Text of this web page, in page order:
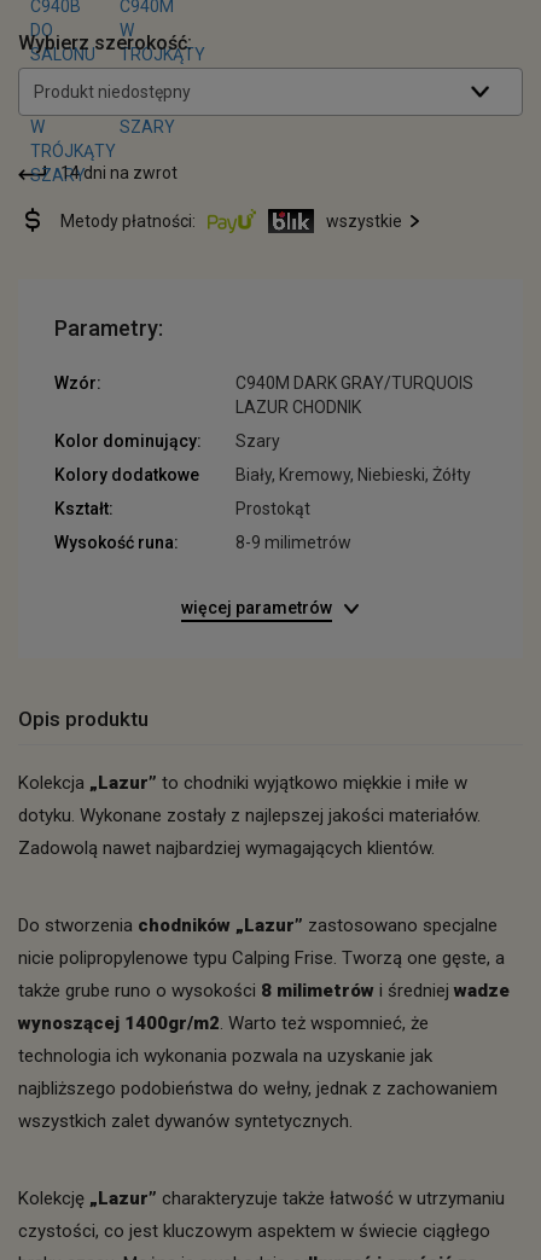
Wybierz szerokość:
Produkt niedostępny
14 dni na zwrot
Metody płatności: wszystkie
Parametry:
Wzór:
C940M DARK GRAY/TURQUOIS
LAZUR CHODNIK
Kolor dominujący:
Szary
Kolory dodatkowe
Biały, Kremowy, Niebieski, Żółty
Kształt:
Prostokąt
Wysokość runa:
8-9 milimetrów
więcej parametrów
Opis produktu
Kolekcja „Lazur” to chodniki wyjątkowo miękkie i miłe w
dotyku. Wykonane zostały z najlepszej jakości materiałów.
Zadowolą nawet najbardziej wymagających klientów.
Do stworzenia chodników „Lazur” zastosowano specjalne
nicie polipropylenowe typu Calping Frise. Tworzą one gęste, a
także grube runo o wysokości 8 milimetrów i średniej wadze
wynoszącej 1400gr/m2. Warto też wspomnieć, że
technologia ich wykonania pozwala na uzyskanie jak
najbliższego podobieństwa do wełny, jednak z zachowaniem
wszystkich zalet dywanów syntetycznych.
Kolekcję „Lazur” charakteryzuje także łatwość w utrzymaniu
czystości, co jest kluczowym aspektem w świecie ciągłego